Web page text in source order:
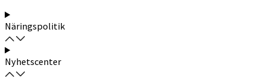
Näringspolitik
Nyhetscenter